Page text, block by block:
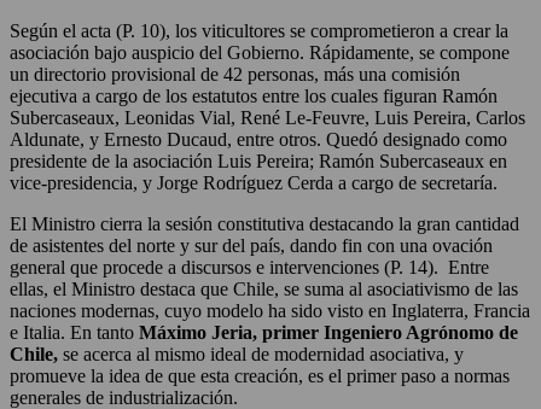
Según el acta (P. 10), los viticultores se comprometieron a crear la
asociación bajo auspicio del Gobierno. Rápidamente, se compone
un directorio provisional de 42 personas, más una comisión
ejecutiva a cargo de los estatutos entre los cuales figuran Ramón
Subercaseaux, Leonidas Vial, René Le-Feuvre, Luis Pereira, Carlos
Aldunate, y Ernesto Ducaud, entre otros. Quedó designado como
presidente de la asociación Luis Pereira; Ramón Subercaseaux en
vice-presidencia, y Jorge Rodríguez Cerda a cargo de secretaría.
El Ministro cierra la sesión constitutiva destacando la gran cantidad
de asistentes del norte y sur del país, dando fin con una ovación
general que procede a discursos e intervenciones (P. 14). Entre
ellas, el Ministro destaca que Chile, se suma al asociativismo de las
naciones modernas, cuyo modelo ha sido visto en Inglaterra, Francia
e Italia. En tanto Máximo Jeria, primer Ingeniero Agrónomo de
Chile, se acerca al mismo ideal de modernidad asociativa, y
promueve la idea de que esta creación, es el primer paso a normas
generales de industrialización.